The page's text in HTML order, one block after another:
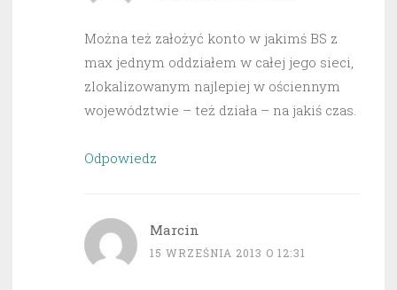
Można też założyć konto w jakimś BS z
max jednym oddziałem w całej jego sieci,
zlokalizowanym najlepiej w ościennym
województwie – też działa – na jakiś czas.
Odpowiedz
Marcin
15 WRZEŚNIA 2013 O 12:31